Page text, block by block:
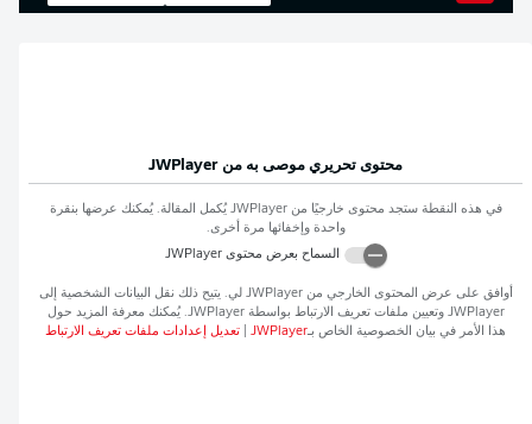
محتوى تحريري موصى به من JWPlayer
في هذه النقطة ستجد محتوى خارجيًا منJWPlayer يُكمل المقالة. يُمكنك عرضها بنقرة
واحدة وإخفائها مرة أخرى.
السماح بعرض محتوىJWPlayer
أوافق على عرض المحتوى الخارجي منJWPlayer لي. يتيح ذلك نقل البيانات الشخصية إلى
JWPlayer وتعيين ملفات تعريف الارتباط بواسطةJWPlayer. يُمكنك معرفة المزيد حول
هذا الأمر في بيان الخصوصية الخاص بـJWPlayer تعديل إعدادات ملفات تعريف الارتباط